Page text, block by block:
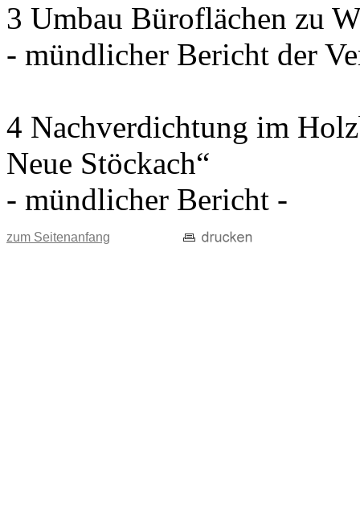
3 Umbau Büroflächen zu
- mündlicher Bericht der
4 Nachverdichtung im
Neue Stöckach“
- mündlicher Bericht -
zum Seitenanfang